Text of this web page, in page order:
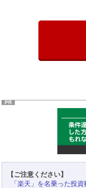
PR
【ご注意ください】
「楽天」を名乗った投